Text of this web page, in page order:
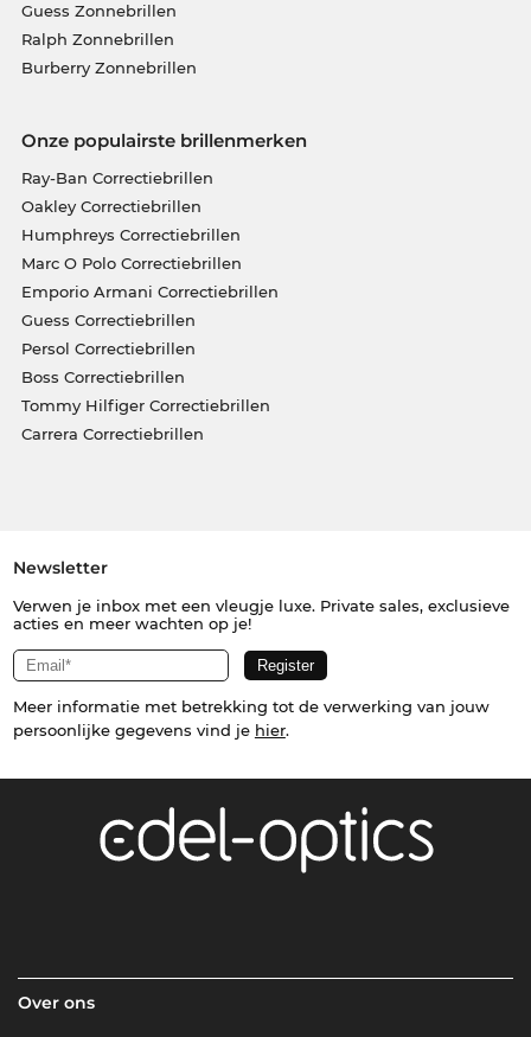
Guess Zonnebrillen
Ralph Zonnebrillen
Burberry Zonnebrillen
Onze populairste brillenmerken
Ray-Ban Correctiebrillen
Oakley Correctiebrillen
Humphreys Correctiebrillen
Marc O Polo Correctiebrillen
Emporio Armani Correctiebrillen
Guess Correctiebrillen
Persol Correctiebrillen
Boss Correctiebrillen
Tommy Hilfiger Correctiebrillen
Carrera Correctiebrillen
Newsletter
Verwen je inbox met een vleugje luxe. Private sales, exclusieve
acties en meer wachten op je!
Meer informatie met betrekking tot de verwerking van jouw
persoonlijke gegevens vind je hier.
Over ons